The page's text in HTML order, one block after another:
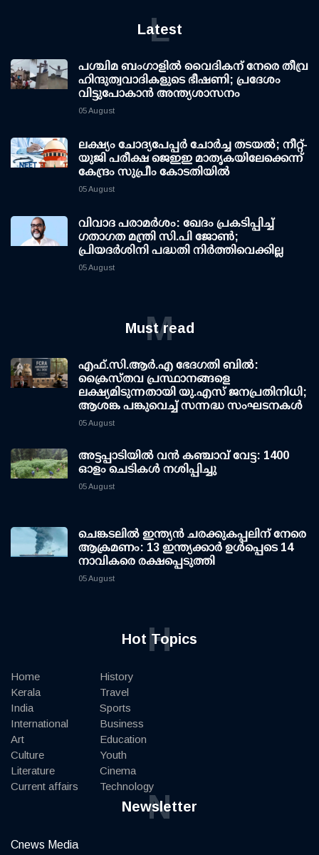
Latest
L
പശ്ചിമ ബംഗാളിൽ വൈദികന് നേരെ തീവ്ര
ഹിന്ദുത്വവാദികളുടെ ഭീഷണി; പ്രദേശം
വിട്ടുപോകാൻ അന്ത്യശാസനം
05 August
ലക്ഷ്യം ചോദ്യപേപ്പര്‍ ചോര്‍ച്ച തടയല്‍; നീറ്റ്-
യുജി പരീക്ഷ ജെഇഇ മാതൃകയിലേക്കെന്ന്
കേന്ദ്രം സുപ്രീം കോടതിയില്‍
05 August
വിവാദ പരാമര്‍ശം: ഖേദം പ്രകടിപ്പിച്ച്
ഗതാഗത മന്ത്രി സി.പി ജോണ്‍;
പ്രിയദര്‍ശിനി പദ്ധതി നിര്‍ത്തിവെക്കില്ല
05 August
Must read
M
എഫ്.സി.ആര്‍.എ ഭേദഗതി ബില്‍:
ക്രൈസ്തവ പ്രസ്ഥാനങ്ങളെ
ലക്ഷ്യമിടുന്നതായി യു.എസ് ജനപ്രതിനിധി;
ആശങ്ക പങ്കുവെച്ച് സന്നദ്ധ സംഘടനകള്‍
05 August
അട്ടപ്പാടിയില്‍ വന്‍ കഞ്ചാവ് വേട്ട: 1400
ഓളം ചെടികള്‍ നശിപ്പിച്ചു
05 August
ചെങ്കടലില്‍ ഇന്ത്യന്‍ ചരക്കുകപ്പലിന് നേരെ
ആക്രമണം: 13 ഇന്ത്യക്കാര്‍ ഉള്‍പ്പെടെ 14
നാവികരെ രക്ഷപ്പെടുത്തി
05 August
Hot Topics
H
Home
Kerala
India
International
Art
Culture
Literature
Current affairs
History
Travel
Sports
Business
Education
Youth
Cinema
Technology
Newsletter
N
Cnews Media